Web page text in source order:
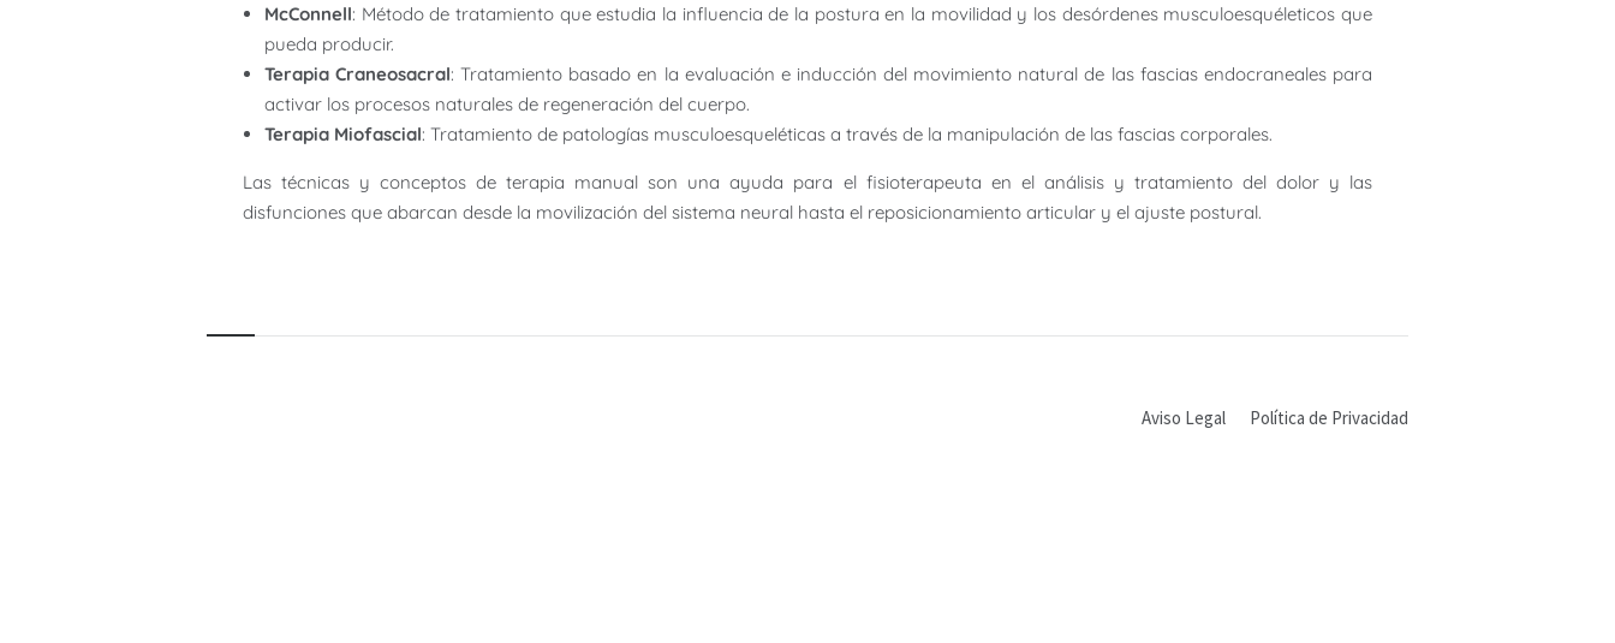
McConnell: Método de tratamiento que estudia la influencia de la postura en la movilidad y los desórdenes musculoesquéleticos que
pueda producir.
Terapia Craneosacral: Tratamiento basado en la evaluación e inducción del movimiento natural de las fascias endocraneales para
activar los procesos naturales de regeneración del cuerpo.
Terapia Miofascial: Tratamiento de patologías musculoesqueléticas a través de la manipulación de las fascias corporales.
Las técnicas y conceptos de terapia manual son una ayuda para el fisioterapeuta en el análisis y tratamiento del dolor y las
disfunciones que abarcan desde la movilización del sistema neural hasta el reposicionamiento articular y el ajuste postural.
Aviso Legal Política de Privacidad